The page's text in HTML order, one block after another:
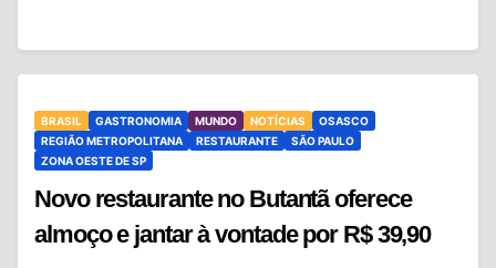
BRASIL GASTRONOMIA MUNDO NOTÍCIAS
OSASCO
REGIÃO METROPOLITANA
RESTAURANTE
SÃO PAULO
ZONA OESTE DE SP
Novo restaurante no Butantã oferece
almoço e jantar à vontade por R$ 39,90